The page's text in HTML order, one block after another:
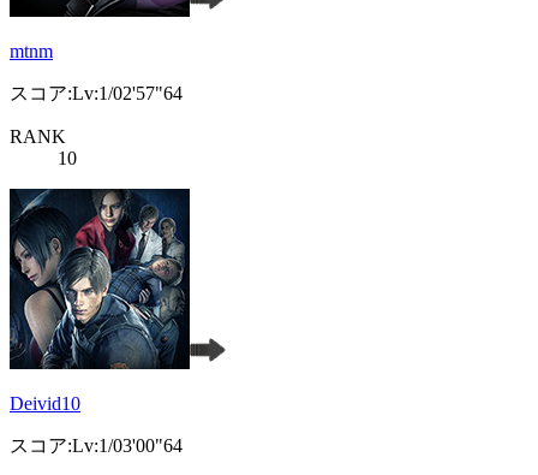
mtnm
スコア:Lv:1/02'57"64
RANK
10
Deivid10
スコア:Lv:1/03'00"64